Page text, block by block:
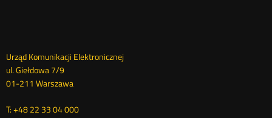
Dane
kontaktowe
Urząd Komunikacji Elektronicznej
ul. Giełdowa 7/9
01-211 Warszawa
T: +48 22 33 04 000